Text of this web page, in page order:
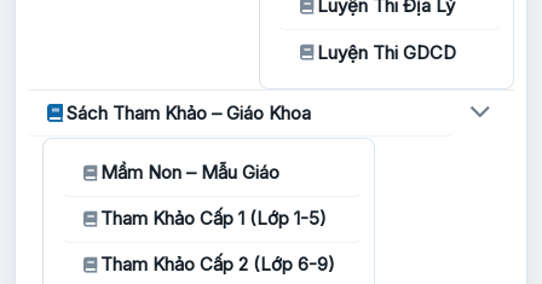
Luyện Thi Địa Lý
Luyện Thi GDCD
Sách Tham Khảo – Giáo Khoa
Mầm Non – Mẫu Giáo
Tham Khảo Cấp 1 (Lớp 1-5)
Tham Khảo Cấp 2 (Lớp 6-9)